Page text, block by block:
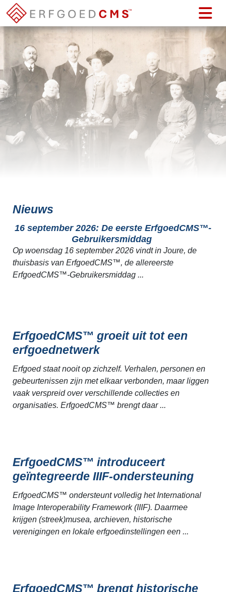
Nieuws
16 september 2026: De eerste ErfgoedCMS™-
Gebruikersmiddag
Op woensdag 16 september 2026 vindt in Joure, de
thuisbasis van ErfgoedCMS™, de allereerste
ErfgoedCMS™-Gebruikersmiddag ...
ErfgoedCMS™ groeit uit tot een
erfgoednetwerk
Erfgoed staat nooit op zichzelf. Verhalen, personen en
gebeurtenissen zijn met elkaar verbonden, maar liggen
vaak verspreid over verschillende collecties en
organisaties. ErfgoedCMS™ brengt daar ...
ErfgoedCMS™ introduceert
geïntegreerde IIIF-ondersteuning
ErfgoedCMS™ ondersteunt volledig het International
Image Interoperability Framework (IIIF). Daarmee
krijgen (streek)musea, archieven, historische
verenigingen en lokale erfgoedinstellingen een ...
ErfgoedCMS™ brengt historische